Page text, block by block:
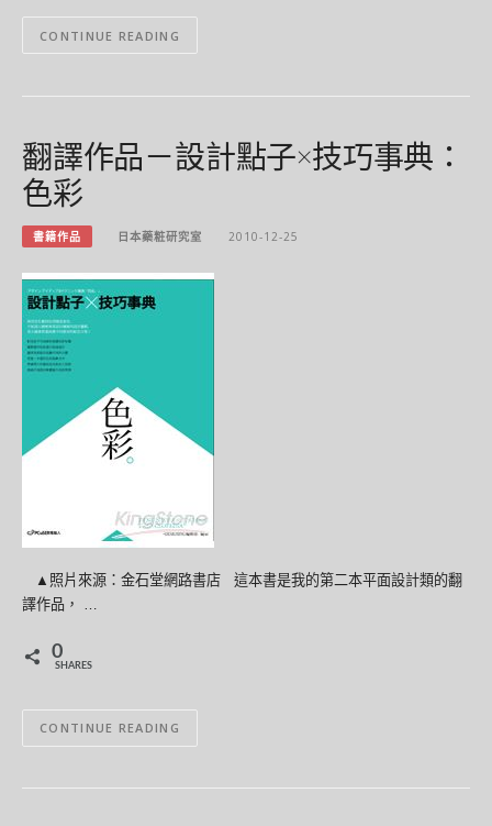
CONTINUE READING
翻譯作品－設計點子×技巧事典：
色彩
書籍作品 日本藥粧研究室 2010-12-25
▲照片來源：金石堂網路書店 這本書是我的第二本平面設計類的翻
譯作品， …
0
SHARES
CONTINUE READING